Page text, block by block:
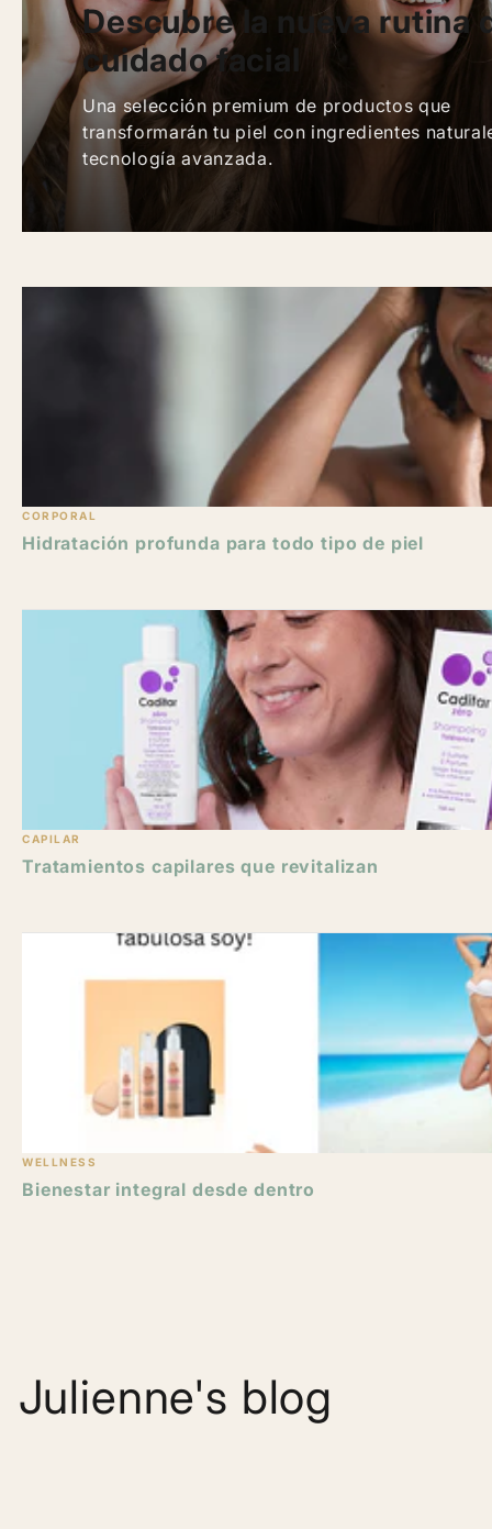
Descubre la nueva rutina
cuidado facial
Una selección premium de productos que
transformarán tu piel con ingredientes
tecnología avanzada.
CORPORAL
Hidratación profunda para todo tipo de piel
CAPILAR
Tratamientos capilares que revitalizan
WELLNESS
Bienestar integral desde dentro
Julienne's blog